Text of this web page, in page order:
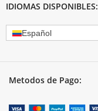
IDIOMAS DISPONIBLES:
Español
Metodos de Pago: